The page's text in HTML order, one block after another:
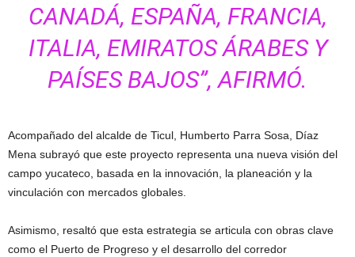
CANADÁ, ESPAÑA, FRANCIA,
ITALIA, EMIRATOS ÁRABES Y
PAÍSES BAJOS”, AFIRMÓ.
Acompañado del alcalde de Ticul, Humberto Parra Sosa, Díaz
Mena subrayó que este proyecto representa una nueva visión del
campo yucateco, basada en la innovación, la planeación y la
vinculación con mercados globales.
Asimismo, resaltó que esta estrategia se articula con obras clave
como el Puerto de Progreso y el desarrollo del corredor